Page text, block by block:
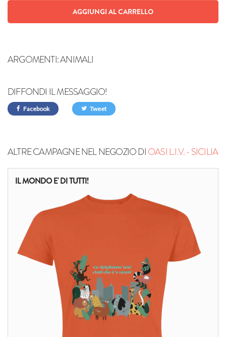
AGGIUNGI AL CARRELLO
ARGOMENTI:ANIMALI
DIFFONDI IL MESSAGGIO!
Facebook Tweet
ALTRE CAMPAGNE NEL NEGOZIO DIOASI L.I.V. - SICILIA
IL MONDO E' DI TUTTI!